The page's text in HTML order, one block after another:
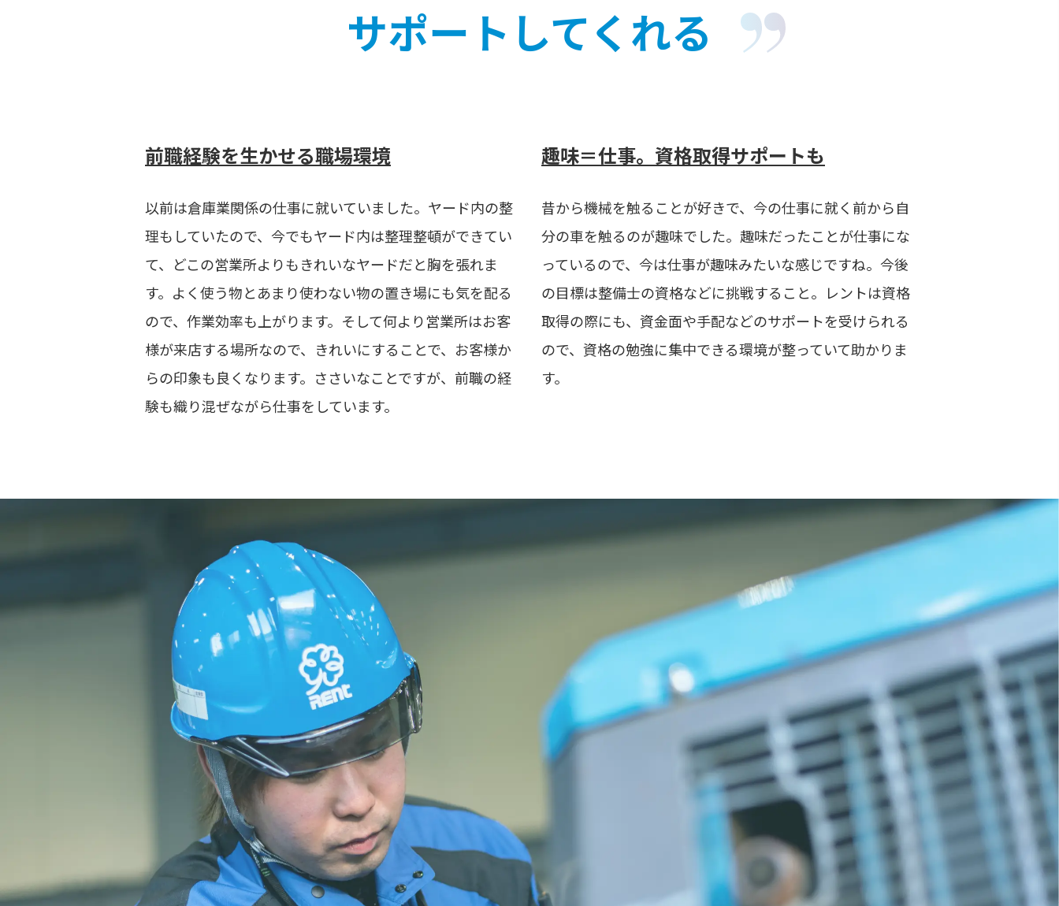
サポートしてくれる
前職経験を生かせる職場環境
以前は倉庫業関係の仕事に就いていました。ヤード内の整
理もしていたので、今でもヤード内は整理整頓ができてい
て、どこの営業所よりもきれいなヤードだと胸を張れま
す。よく使う物とあまり使わない物の置き場にも気を配る
ので、作業効率も上がります。そして何より営業所はお客
様が来店する場所なので、きれいにすることで、お客様か
らの印象も良くなります。ささいなことですが、前職の経
験も織り混ぜながら仕事をしています。
趣味＝仕事。資格取得サポートも
昔から機械を触ることが好きで、今の仕事に就く前から自
分の車を触るのが趣味でした。趣味だったことが仕事にな
っているので、今は仕事が趣味みたいな感じですね。今後
の目標は整備士の資格などに挑戦すること。レントは資格
取得の際にも、資金面や手配などのサポートを受けられる
ので、資格の勉強に集中できる環境が整っていて助かりま
す。